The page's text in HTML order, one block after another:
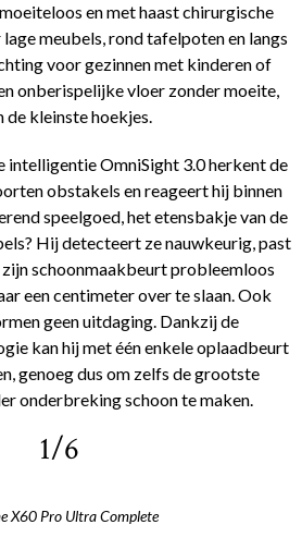
en met haast chirurgische
meubels, rond tafelpoten en langs
voor gezinnen met kinderen of
onberispelijke vloer zonder moeite,
de kleinste hoekjes.
intelligentie OmniSight 3.0 herkent de
obstakels en reageert hij binnen
speelgoed, het etensbakje van de
Hij detecteert ze nauwkeurig, past
schoonmaakbeurt probleemloos
een centimeter over te slaan. Ook
geen uitdaging. Dankzij de
kan hij met één enkele oplaadbeurt
genoeg dus om zelfs de grootste
onderbreking schoon te maken.
1/6
X60 Pro Ultra Complete